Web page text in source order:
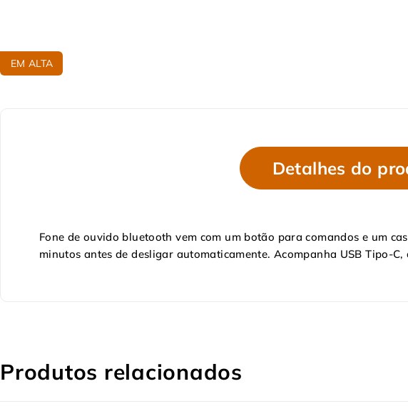
EM ALTA
Detalhes do
Fone de ouvido bluetooth vem com um botão para comandos e um
minutos antes de desligar automaticamente. Acompanha USB Tipo-
Produtos relacionados